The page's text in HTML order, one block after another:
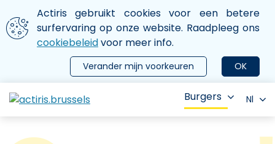
Aller au contenu principal
We gebruiken cookies
Actiris gebruikt cookies voor een betere
surfervaring op onze website. Raadpleeg ons
cookiebeleidvoor meer info.
OK
Verander mijn voorkeuren
le menu
Burgers Nl